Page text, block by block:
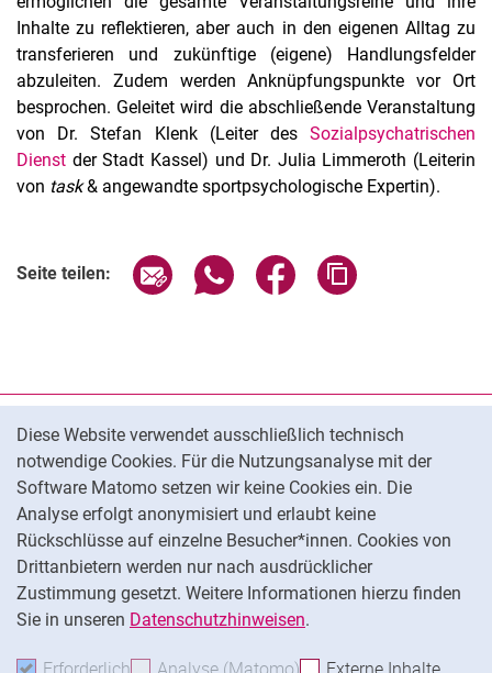
Diese Website verwendet ausschließlich technisch
notwendige Cookies. Für die Nutzungsanalyse mit der
Software Matomo setzen wir keine Cookies ein. Die
Analyse erfolgt anonymisiert und erlaubt keine
Rückschlüsse auf einzelne Besucher*innen. Cookies von
Drittanbietern werden nur nach ausdrücklicher
Zustimmung gesetzt. Weitere Informationen hierzu finden
Sie in unseren Datenschutzhinweisen.
Zusammenfassung zu Mind Matters
Inhalte zu reflektieren, aber auch in den eigenen Alltag zu
transferieren und zukünftige (eigene) Handlungsfelder
abzuleiten. Zudem werden Anknüpfungspunkte vor Ort
besprochen. Geleitet wird die abschließende Veranstaltung
von Dr. Stefan Klenk (Leiter des Sozialpsychatrischen
Dienst der Stadt Kassel) und Dr. Julia Limmeroth (Leiterin
von task& angewandte sportpsychologische Expertin).
Seite teilen: Seite über E-Mail teilen
Seite über WhatsApp teilen
Seite über Facebook
Datenschutz
Barrierefreiheit
Transparenter KI-Einsatz
Impressum
Cookie-Einstellungen